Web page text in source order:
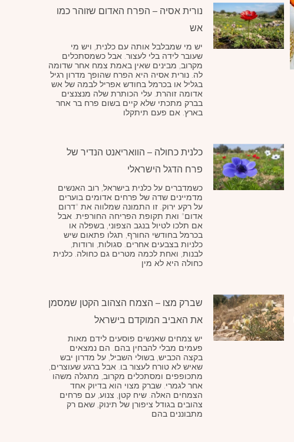
נורית אסיה – הפרח האדום שזוהר כמו
אש
יש מי שמבלבל אותה עם כלנית, ויש מי
שעובר לידה בלי לעצור. אבל כשמסתכלים
מקרוב, מבינים שאין באמת צמח אחר שדומה
לה. נורית אסיה היא הפרח שהופך מדרון רגיל
בגליל או בכרמל בחודש אפריל לבמה של אש
אדומה זוהרת. עלי הכותרת שלה מנצנצים
בברק מתכתי שלא קיים בשום פרח בר אחר
בארץ. אם פעם תיתקלו
כלנית כחולה – הוואריאנט הנדיר של
פרח הדגל הישראלי
כשמדברים על כלנית בישראל, רוב האנשים
מדמיינים שדה של פרחים אדומים בוערים
על רקע ירוק. זו התמונה שמלווה את "דרום
אדום" ואת תקופת הפריחה החורפית. אבל
אם תלכו לטיול בנגב הצפוני, בשפלה או
בכרמל בחודשי החורף, תגלו פתאום שיש
כלניות בצבעים אחרים. סגולות, ורודות,
לבנות, ואחת לכמה מטרים גם כחולה. כלנית
כחולה היא לא מין
שברק מצו – הצמח הצהוב הקטן שמסמן
את האביב המוקדם בישראל
יש צמחים שאנשים פוסעים לידם מאות
פעמים מבלי להבחין בהם. הם נמצאים
בקצה הכביש, בשולי השביל, על מדרון יבש
שאיש לא טורח לעצור בו. אבל ברגע שעוצרים,
מתכופפים ומסתכלים מקרוב, מתגלה משהו
אחר לגמרי. שברק מצוי הוא בדיוק אחד
הצמחים האלה. שיח קטן, צנוע, עם פרחים
צהובים בגודל ציפורן של תינוק, שאם רק
מתבוננים בהם